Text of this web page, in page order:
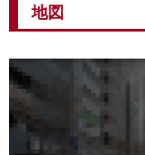
地図